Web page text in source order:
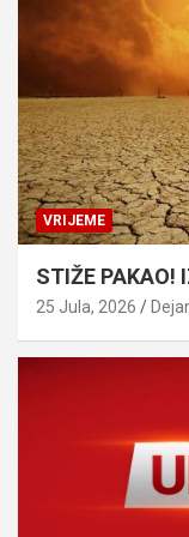
VRIJEME
STIŽE PAKAO!
25 Jula, 2026